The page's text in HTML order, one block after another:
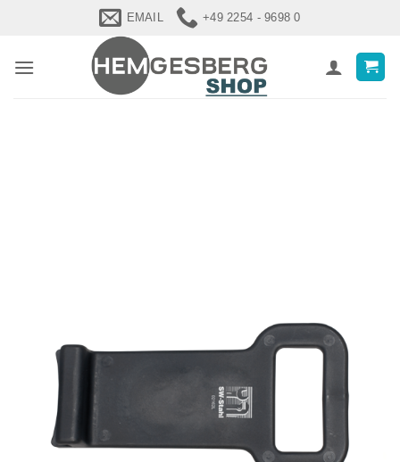
EMAIL +49 2254 - 9698 0